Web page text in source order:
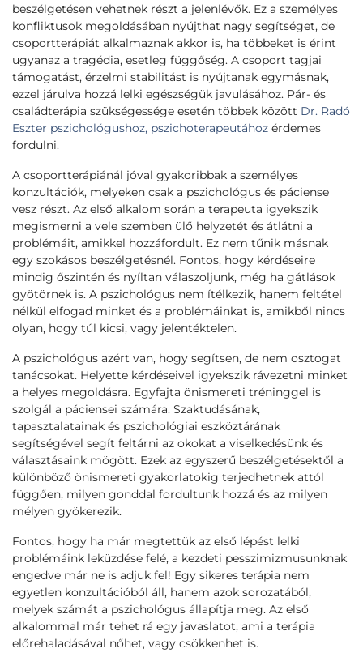
beszélgetésen vehetnek részt a jelenlévők. Ez a személyes
konfliktusok megoldásában nyújthat nagy segítséget, de
csoportterápiát alkalmaznak akkor is, ha többeket is érint
ugyanaz a tragédia, esetleg függőség. A csoport tagjai
támogatást, érzelmi stabilitást is nyújtanak egymásnak,
ezzel járulva hozzá lelki egészségük javulásához. Pár- és
családterápia szükségessége esetén többek között Dr. Radó
Eszter pszichológushoz, pszichoterapeutához érdemes
fordulni.
A csoportterápiánál jóval gyakoribbak a személyes
konzultációk, melyeken csak a pszichológus és páciense
vesz részt. Az első alkalom során a terapeuta igyekszik
megismerni a vele szemben ülő helyzetét és átlátni a
problémáit, amikkel hozzáfordult. Ez nem tűnik másnak
egy szokásos beszélgetésnél. Fontos, hogy kérdéseire
mindig őszintén és nyíltan válaszoljunk, még ha gátlások
gyötörnek is. A pszichológus nem ítélkezik, hanem feltétel
nélkül elfogad minket és a problémáinkat is, amikből nincs
olyan, hogy túl kicsi, vagy jelentéktelen.
A pszichológus azért van, hogy segítsen, de nem osztogat
tanácsokat. Helyette kérdéseivel igyekszik rávezetni minket
a helyes megoldásra. Egyfajta önismereti tréninggel is
szolgál a páciensei számára. Szaktudásának,
tapasztalatainak és pszichológiai eszköztárának
segítségével segít feltárni az okokat a viselkedésünk és
választásaink mögött. Ezek az egyszerű beszélgetésektől a
különböző önismereti gyakorlatokig terjedhetnek attól
függően, milyen gonddal fordultunk hozzá és az milyen
mélyen gyökerezik.
Fontos, hogy ha már megtettük az első lépést lelki
problémáink leküzdése felé, a kezdeti pesszimizmusunknak
engedve már ne is adjuk fel! Egy sikeres terápia nem
egyetlen konzultációból áll, hanem azok sorozatából,
melyek számát a pszichológus állapítja meg. Az első
alkalommal már tehet rá egy javaslatot, ami a terápia
előrehaladásával nőhet, vagy csökkenhet is.